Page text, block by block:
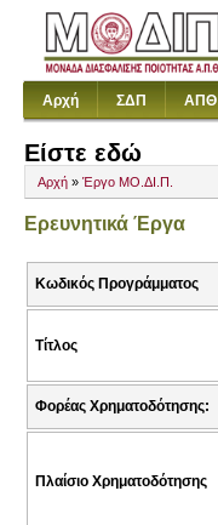
Αρχή ΣΔΠ ΑΠΘ
Είστε εδώ
Αρχή » Έργο ΜΟ.ΔΙ.Π.
Ερευνητικά Έργα
Κωδικός Προγράμματος
Τίτλος
Φορέας Χρηματοδότησης:
Πλαίσιο Χρηματοδότησης